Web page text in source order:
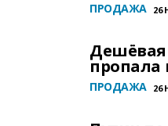
ПРОДАЖА 26
Дешёвая
пропала
ПРОДАЖА 26